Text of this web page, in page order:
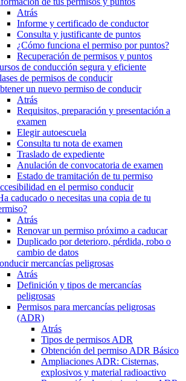
Atrás
Informe y certificado de conductor
Consulta y justificante de puntos
¿Cómo funciona el permiso por puntos?
Recuperación de permisos y puntos
de conducción segura y eficiente
de permisos de conducir
un nuevo permiso de conducir
Atrás
Requisitos, preparación y presentación a
examen
Elegir autoescuela
Consulta tu nota de examen
Traslado de expediente
Anulación de convocatoria de examen
Estado de tramitación de tu permiso
en el permiso conducir
caducado o necesitas una copia de tu
Atrás
Renovar un permiso próximo a caducar
Duplicado por deterioro, pérdida, robo o
cambio de datos
mercancías peligrosas
Atrás
Definición y tipos de mercancías
peligrosas
Permisos para mercancías peligrosas
(ADR)
Atrás
Tipos de permisos ADR
Obtención del permiso ADR Básico
Ampliaciones ADR: Cisternas,
explosivos y material radioactivo